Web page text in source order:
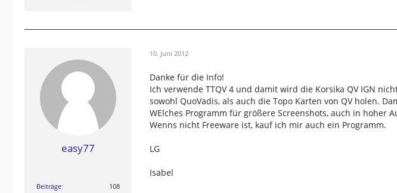
easy77
Beiträge 108
10. Juni 2012
Danke für die Info!
Ich verwende TTQV 4 und damit wird die Korsika QV IGN
sowohl QuoVadis, als auch die Topo Karten von QV holen.
WElches Programm für größere Screenshots, auch in hoher
Wenns nicht Freeware ist, kauf ich mir auch ein Programm.
LG
Isabel